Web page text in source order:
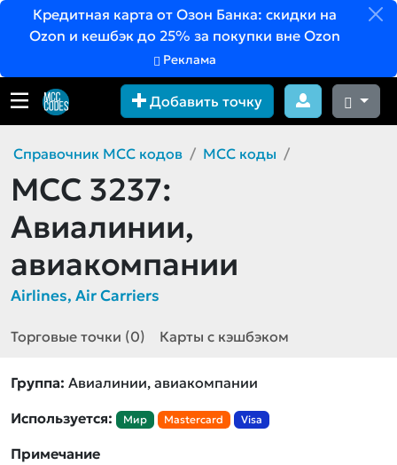
Кредитная карта от Озон Банка: скидки на
Ozon и кешбэк до 25% за покупки вне Ozon
Реклама
Добавить точку
Справочник MCC кодов MCC коды
MCC 3237:
Авиалинии,
авиакомпании
Airlines, Air Carriers
Торговые точки (0) Карты с кэшбэком
Группа: Авиалинии, авиакомпании
Используется:
Мир Mastercard Visa
Примечание